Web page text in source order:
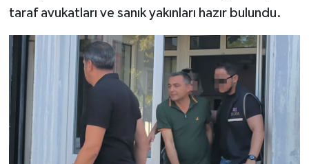
taraf avukatları ve sanık yakınları hazır bulundu.